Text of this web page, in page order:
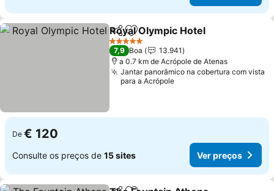
PartilharAdicionar aos favoritos
Royal Olympic Hotel
5 Estrelas
7,9 Boa
13.941
a 0.7 km de Acrópole de Atenas
Jantar panorâmico na cobertura com vista
para a Acrópole
De € 120
Consulte os preços de 15 sites Ver preços